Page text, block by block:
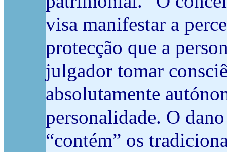
visa manifestar a
protecção que a
julgador tomar
absolutamente
personalidade. O
“contém” os